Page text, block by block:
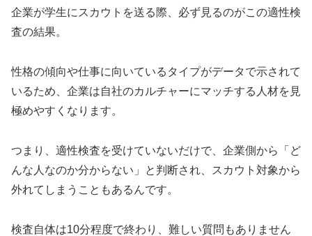
企業が学生にスカウトを送る際、必ず見るのがこの適性検
査の結果。
性格の傾向や仕事に向いているタイプがデータで示されて
いるため、企業は自社のカルチャーにマッチする人材を見
極めやすくなります。
つまり、適性検査を受けていないだけで、企業側から「ど
んな人なのか分からない」と判断され、スカウト対象から
外れてしまうこともあるんです。
検査自体は10分程度で終わり、難しい質問もありません